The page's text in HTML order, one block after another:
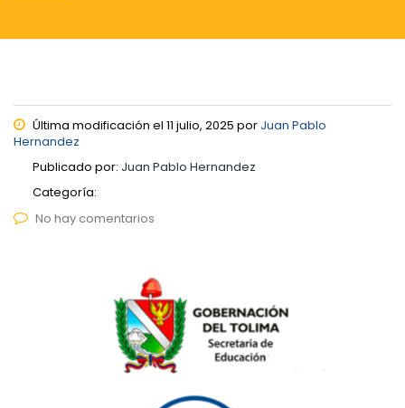
Última modificación el 11 julio, 2025 por Juan Pablo
Hernandez
Publicado por: Juan Pablo Hernandez
Categoría:
No hay comentarios